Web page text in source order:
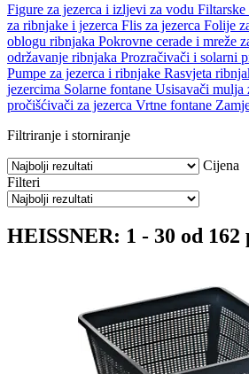
Figure za jezerca i izljevi za vodu Filtarske
za ribnjake i jezerca Flis za jezerca Folije
oblogu ribnjaka Pokrovne cerade i mreže
održavanje ribnjaka Prozračivači i solarni
Pumpe za jezerca i ribnjake Rasvjeta
jezercima Solarne fontane Usisavači mulja
pročišćivači za jezerca Vrtne fontane
Filtriranje i storniranje
Cijena
Filteri
HEISSNER: 1 - 30 od 162